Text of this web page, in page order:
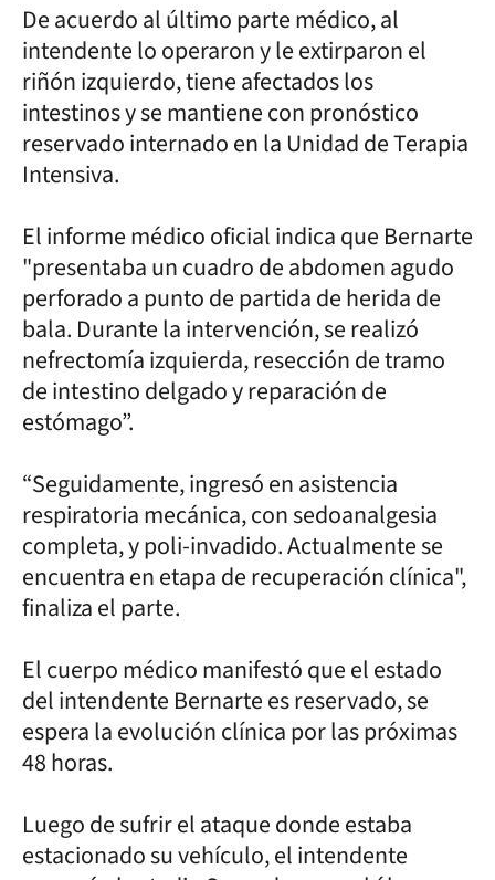
De acuerdo al último parte médico, al
intendente lo operaron y le extirparon el
riñón izquierdo, tiene afectados los
intestinos y se mantiene con pronóstico
reservado internado en la Unidad de Terapia
Intensiva.
El informe médico oficial indica que Bernarte
"presentaba un cuadro de abdomen agudo
perforado a punto de partida de herida de
bala. Durante la intervención, se realizó
nefrectomía izquierda, resección de tramo
de intestino delgado y reparación de
estómago”.
“Seguidamente, ingresó en asistencia
respiratoria mecánica, con sedoanalgesia
completa, y poli-invadido. Actualmente se
encuentra en etapa de recuperación clínica",
finaliza el parte.
El cuerpo médico manifestó que el estado
del intendente Bernarte es reservado, se
espera la evolución clínica por las próximas
48 horas.
Luego de sufrir el ataque donde estaba
estacionado su vehículo, el intendente